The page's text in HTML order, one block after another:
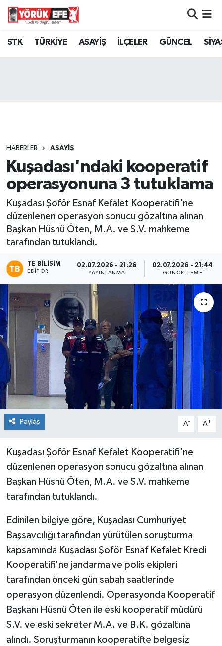
STK TÜRKİYE ASAYİŞ İLÇELER GÜNCEL
HABERLER ASAYİŞ
Kuşadası'ndaki kooperatif
operasyonuna 3 tutuklama
Kuşadası Şoför Esnaf Kefalet Kooperatifi'ne
düzenlenen operasyon sonucu gözaltına alınan
Başkan Hüsnü Öten, M.A. ve S.V. mahkeme
tarafından tutuklandı.
TE BILISIM
EDITÖR
02.07.2026 - 21:26
YAYINLANMA
02.07.2026 - 21:44
GÜNCELLEME
Paylaş A- A+
Kuşadası Şoför Esnaf Kefalet Kooperatifi'ne
düzenlenen operasyon sonucu gözaltına alınan
Başkan Hüsnü Öten, M.A. ve S.V. mahkeme
tarafından tutuklandı.
Edinilen bilgiye göre, Kuşadası Cumhuriyet
Başsavcılığı tarafından yürütülen soruşturma
kapsamında Kuşadası Şoför Esnaf Kefalet Kredi
Kooperatifi'ne jandarma ve polis ekipleri
tarafından önceki gün sabah saatlerinde
operasyon düzenlendi. Operasyonda Kooperatif
Başkanı Hüsnü Öten ile eski kooperatif müdürü
S.V. ve eski sekreter M.A. ve B.K. gözaltına
alındı. Soruşturmanın kooperatifte belgesiz
Aydın Nöbetçi Eczaneler
Tüm Manşetler
Son Dakika Haberleri
Haber Arşivi